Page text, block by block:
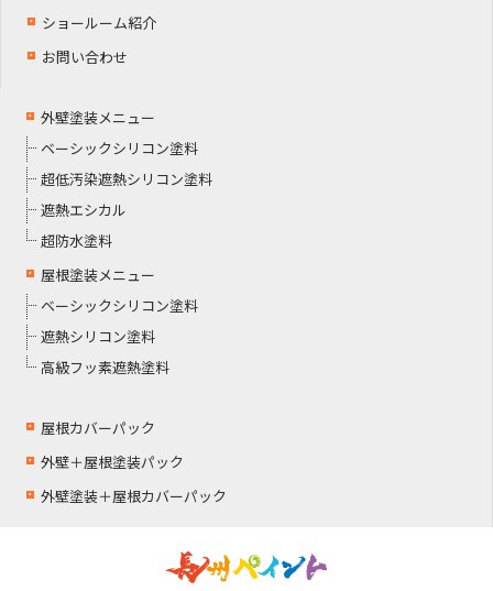
ショールーム紹介
お問い合わせ
外壁塗装メニュー
ベーシックシリコン塗料
超低汚染遮熱シリコン塗料
遮熱エシカル
超防水塗料
屋根塗装メニュー
ベーシックシリコン塗料
遮熱シリコン塗料
高級フッ素遮熱塗料
屋根カバーパック
外壁＋屋根塗装パック
外壁塗装＋屋根カバーパック